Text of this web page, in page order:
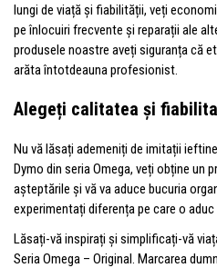
lungi de viață și fiabilității, veți
pe înlocuiri frecvente și reparații ale
produsele noastre aveți siguranța că
arăta întotdeauna profesionist.
Alegeți calitatea și
Nu vă lăsați ademeniți de imitații
Dymo din seria Omega, veți obține un
așteptările și vă va aduce bucuria
experimentați diferența pe care o
Lăsați-vă inspirați și simplificați-vă
Seria Omega – Original. Marcarea